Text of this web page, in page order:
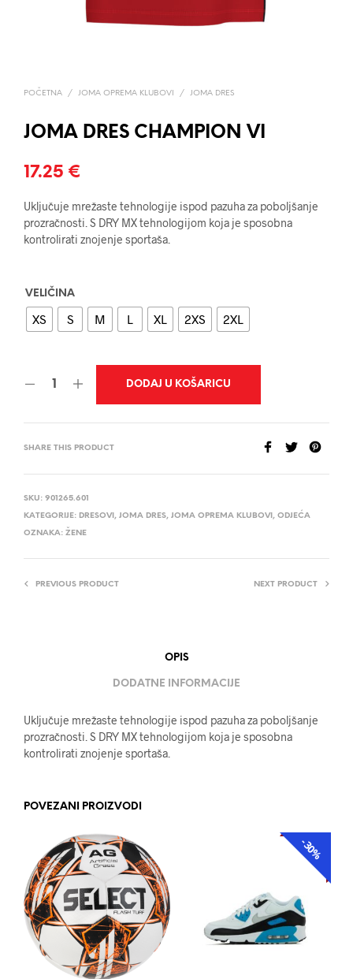
POČETNA / JOMA OPREMA KLUBOVI / JOMA DRES
JOMA DRES CHAMPION VI
17.25 €
Uključuje mrežaste tehnologije ispod pazuha za poboljšanje
prozračnosti. S DRY MX tehnologijom koja je sposobna
kontrolirati znojenje sportaša.
VELIČINA
XS S M L XL 2XS 2XL
DODAJ U KOŠARICU
SHARE THIS PRODUCT
SKU: 901265.601
KATEGORIJE: DRESOVI , JOMA DRES, JOMA OPREMA KLUBOVI , ODJEĆA
OZNAKA: ŽENE
PREVIOUS PRODUCT NEXT PRODUCT
OPIS
DODATNE INFORMACIJE
Uključuje mrežaste tehnologije ispod pazuha za poboljšanje
prozračnosti. S DRY MX tehnologijom koja je sposobna
kontrolirati znojenje sportaša.
POVEZANI PROIZVODI
AKCIJA
-30%